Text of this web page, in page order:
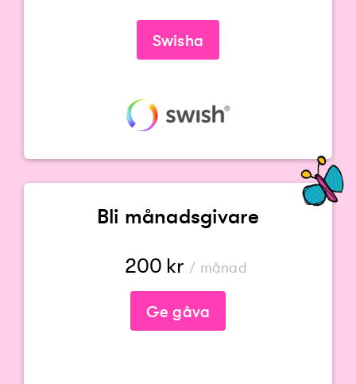
Swisha
Bli månadsgivare
200 kr / månad
Ge gåva